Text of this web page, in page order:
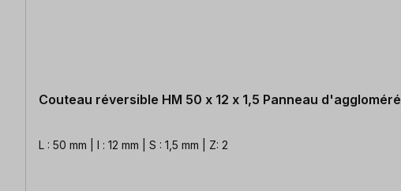
Couteau réversible HM 50 x 12 x 1,5 Panneau d'aggloméré
L : 50 mm | l : 12 mm | S : 1,5 mm | Z: 2